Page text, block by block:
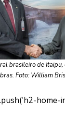
brasileiro de Itaipu,
Foto: William